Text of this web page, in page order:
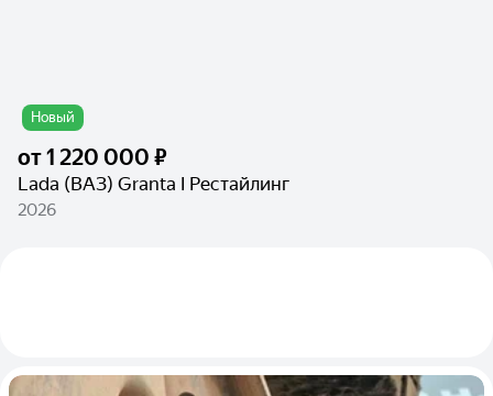
Новый
от1 220 000 ₽
Lada (ВАЗ) Granta I Рестайлинг
2026